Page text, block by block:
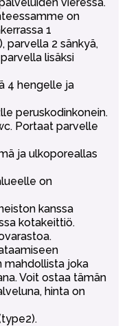
on
1
parvella 2 sänkyä,
lisäksi
4 hengelle ja
peruskodinkonein.
Portaat parvelle
ja ulkoporeallas
on
kanssa
kotakeittiö.
mahdollista joka
Voit ostaa tämän
hinta on